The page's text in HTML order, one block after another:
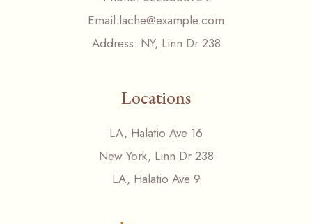
Email:lache@example.com
Address: NY, Linn Dr 238
Locations
LA, Halatio Ave 16
New York, Linn Dr 238
LA, Halatio Ave 9